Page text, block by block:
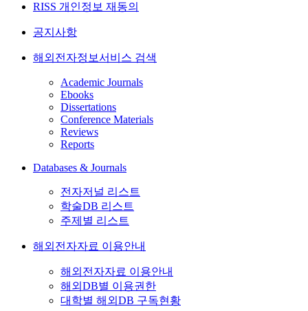
RISS 개인정보 재동의
공지사항
해외전자정보서비스 검색
Academic Journals
Ebooks
Dissertations
Conference Materials
Reviews
Reports
Databases & Journals
전자저널 리스트
학술DB 리스트
주제별 리스트
해외전자자료 이용안내
해외전자자료 이용안내
해외DB별 이용권한
대학별 해외DB 구독현황